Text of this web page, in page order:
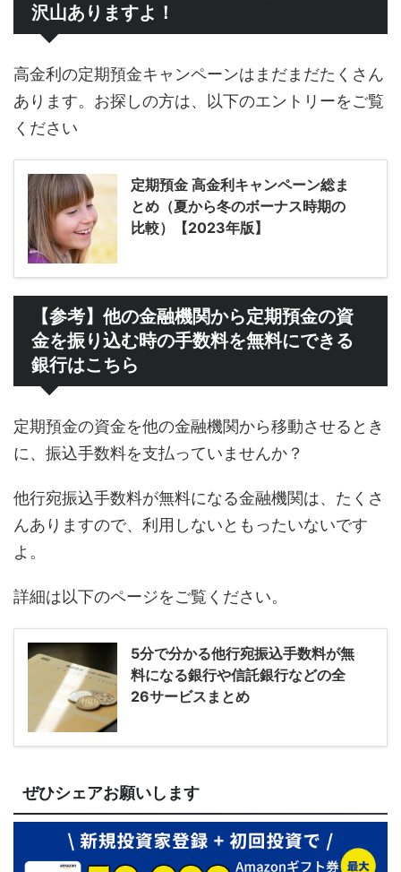
沢山ありますよ！
高金利の定期預金キャンペーンはまだまだたくさん
あります。お探しの方は、以下のエントリーをご覧
ください
定期預金 高金利キャンペーン総ま
とめ（夏から冬のボーナス時期の
比較）【2023年版】
【参考】他の金融機関から定期預金の資
金を振り込む時の手数料を無料にできる
銀行はこちら
定期預金の資金を他の金融機関から移動させるとき
に、振込手数料を支払っていませんか？
他行宛振込手数料が無料になる金融機関は、たくさ
んありますので、利用しないともったいないです
よ。
詳細は以下のページをご覧ください。
5分で分かる他行宛振込手数料が無
料になる銀行や信託銀行などの全
26サービスまとめ
ぜひシェアお願いします